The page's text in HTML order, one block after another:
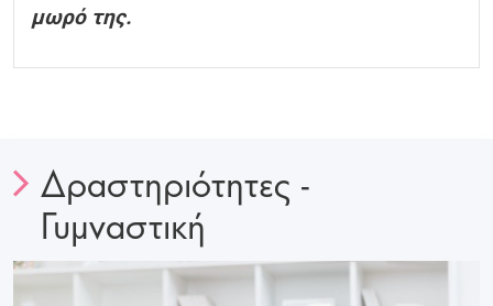
μωρό της.
Δραστηριότητες -
Γυμναστική